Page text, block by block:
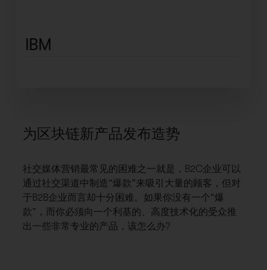
IBM
为区块链新产品发布造势
社交媒体营销最常见的困难之一就是，B2C企业可以
通过社交渠道中制造“爆款”来吸引大量的顾客，但对
于B2B企业而言却十分困难。如果你没有一个“爆
款”，而你必须向一个利基的、高度技术化的受众推
出一些非常专业的产品，该怎么办?